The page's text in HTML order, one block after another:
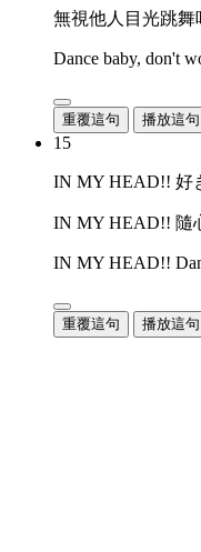
無視他人目光跳舞
Dance baby, don't
重覆這句 播放這句
15
IN MY HEAD!! 好
IN MY HEAD!! 隨
IN MY HEAD!!
重覆這句 播放這句